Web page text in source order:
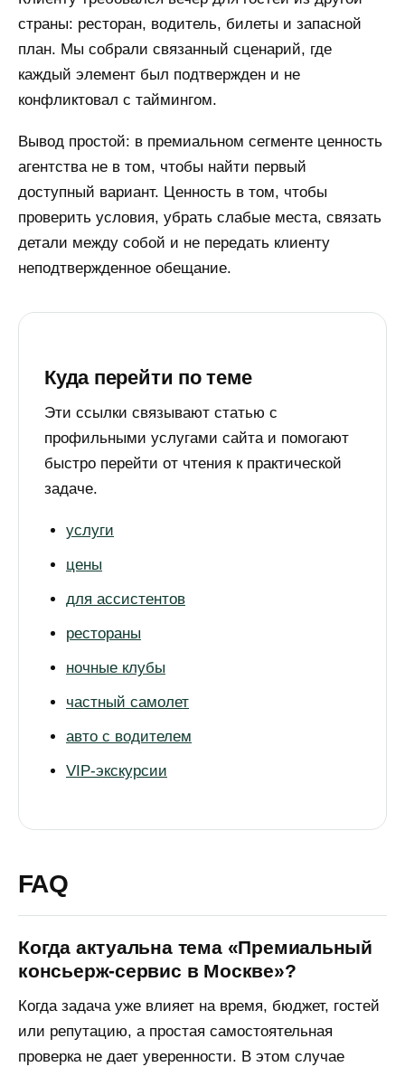
страны: ресторан, водитель, билеты и запасной
план. Мы собрали связанный сценарий, где
каждый элемент был подтвержден и не
конфликтовал с таймингом.
Вывод простой: в премиальном сегменте ценность
агентства не в том, чтобы найти первый
доступный вариант. Ценность в том, чтобы
проверить условия, убрать слабые места, связать
детали между собой и не передать клиенту
неподтвержденное обещание.
Куда перейти по теме
Эти ссылки связывают статью с
профильными услугами сайта и помогают
быстро перейти от чтения к практической
задаче.
услуги
цены
для ассистентов
рестораны
ночные клубы
частный самолет
авто с водителем
VIP-экскурсии
FAQ
Когда актуальна тема «Премиальный
консьерж-сервис в Москве»?
Когда задача уже влияет на время, бюджет, гостей
или репутацию, а простая самостоятельная
проверка не дает уверенности. В этом случае
НАВИГАЦИЯ
Медиа
РЕШЕНИЯ
Для бизнеса
Для жилых комплексов
Пользовательское соглашение
Политика обработки
персональных данных
Информация на сайте носит информационный
исключением условий, прямо указанных на
странице «Публичная оферта». Обработка
соответствии сПолитикой обработки
признана экстремистской и запрещена на
территории РФ)